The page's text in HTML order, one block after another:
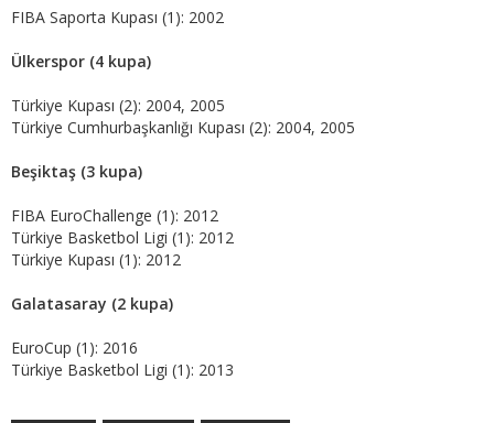
FIBA Saporta Kupası (1): 2002
Ülkerspor (4 kupa)
Türkiye Kupası (2): 2004, 2005
Türkiye Cumhurbaşkanlığı Kupası (2): 2004, 2005
Beşiktaş (3 kupa)
FIBA EuroChallenge (1): 2012
Türkiye Basketbol Ligi (1): 2012
Türkiye Kupası (1): 2012
Galatasaray (2 kupa)
EuroCup (1): 2016
Türkiye Basketbol Ligi (1): 2013